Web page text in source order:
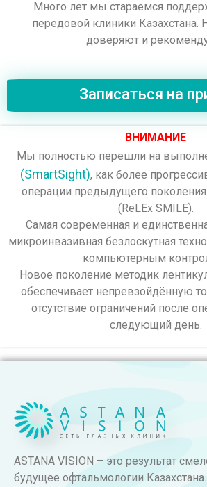
Много лет мы стараемся
передовой клиники Казахстана.
доверяют и
Записаться на
ВНИМАНИЕ
Мы полностью перешли на
(SmartSight), как более
операции предыдущего
(ReLEx SMILE).
Самая современная и
микроинвазивная безлоскутная
компьютерным
Новое поколение методик
обеспечивает непревзойдённую
отсутствие ограничений после
следующий день.
ASTANA VISION – это результат
будущее офтальмологии